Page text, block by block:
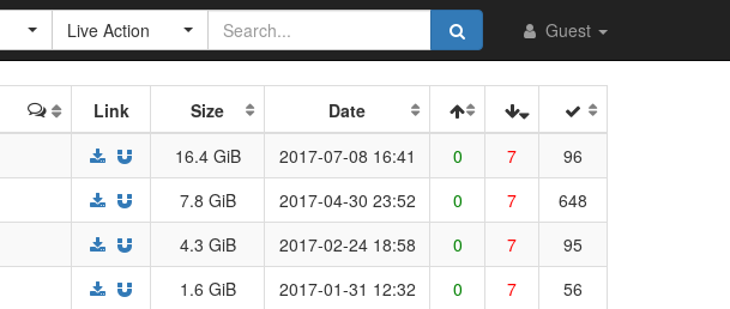
Guest
Live Action
Link Size
Date
16.4 GiB 2017-07-08 16:41 0 7
96
7.8 GiB 2017-04-30 23:52 0 7
648
4.3 GiB 2017-02-24 18:58 0 7
95
1.6 GiB 2017-01-31 12:32 0 7
56